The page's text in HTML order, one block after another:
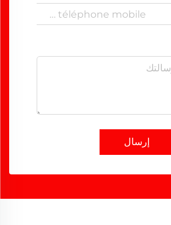
إرسال